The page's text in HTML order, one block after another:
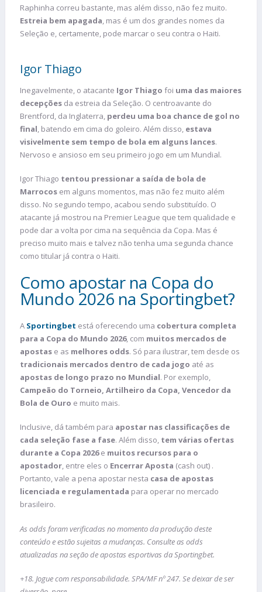
Raphinha correu bastante, mas além disso, não fez muito.
Estreia bem apagada, mas é um dos grandes nomes da
Seleção e, certamente, pode marcar o seu contra o Haiti.
Igor Thiago
Inegavelmente, o atacante Igor Thiago foi uma das maiores
decepções da estreia da Seleção. O centroavante do
Brentford, da Inglaterra, perdeu uma boa chance de gol no
final, batendo em cima do goleiro. Além disso, estava
visivelmente sem tempo de bola em alguns lances.
Nervoso e ansioso em seu primeiro jogo em um Mundial.
Igor Thiago tentou pressionar a saída de bola de
Marrocos em alguns momentos, mas não fez muito além
disso. No segundo tempo, acabou sendo substituído. O
atacante já mostrou na Premier League que tem qualidade e
pode dar a volta por cima na sequência da Copa. Mas é
preciso muito mais e talvez não tenha uma segunda chance
como titular já contra o Haiti.
Como apostar na Copa do
Mundo 2026 na Sportingbet?
A Sportingbet está oferecendo uma cobertura completa
para a Copa do Mundo 2026, com muitos mercados de
apostas e as melhores odds. Só para ilustrar, tem desde os
tradicionais mercados dentro de cada jogo até as
apostas de longo prazo no Mundial. Por exemplo,
Campeão do Torneio, Artilheiro da Copa, Vencedor da
Bola de Ouro e muito mais.
Inclusive, dá também para apostar nas classificações de
cada seleção fase a fase. Além disso, tem várias ofertas
durante a Copa 2026e muitos recursos para o
apostador, entre eles o Encerrar Aposta (cash out) .
Portanto, vale a pena apostar nesta casa de apostas
licenciada e regulamentada para operar no mercado
brasileiro.
As odds foram verificadas no momento da produção deste
conteúdo e estão sujeitas a mudanças. Consulte as odds
atualizadas na seção de apostas esportivas da Sportingbet.
+18. Jogue com responsabilidade. SPA/MF nº 247. Se deixar de ser